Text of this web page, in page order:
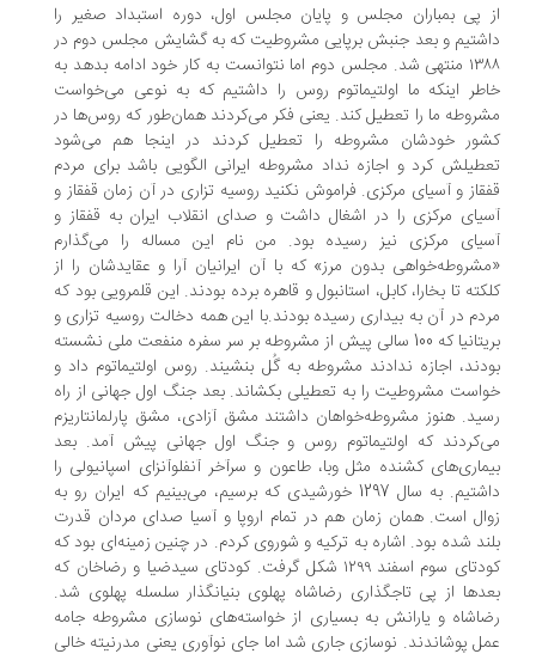
پی بمباران مجلس و پایان مجلس اول، دوره استبداد صغیر را
و بعد جنبش برپایی مشروطیت که به گشایش مجلس دوم در
۱۳۸۸ منتهی شد. مجلس دوم اما نتوانست به کار خود ادامه بدهد به
اینکه ما اولتیماتوم روس را داشتیم که به نوعی می‌خواست
ما را تعطیل کند. یعنی فکر می‌کردند همان‌طور که روس‌ها در
خودشان مشروطه را تعطیل کردند در اینجا هم می‌شود
کرد و اجازه نداد مشروطه ایرانی الگویی باشد برای مردم
و آسیای مرکزی. فراموش نکنید روسیه تزاری در آن زمان قفقاز و
مرکزی را در اشغال داشت و صدای انقلاب ایران به قفقاز و
مرکزی نیز رسیده بود. من نام این مساله را می‌گذارم
بدون مرز» که با آن ایرانیان آرا و عقایدشان را از
تا بخارا، کابل، استانبول و قاهره برده بودند. این قلمرویی بود که
در آن به بیداری رسیده بودند.با این همه دخالت روسیه تزاری و
بریتانیا که 100 سالی پیش از مشروطه بر سر سفره منفعت ملی نشسته
اجازه ندادند مشروطه به گُل بنشیند. روس اولتیماتوم داد و
مشروطیت را به تعطیلی بکشاند. بعد جنگ اول جهانی از راه
هنوز مشروطه‌خواهان داشتند مشق آزادی، مشق پارلمانتاریزم
که اولتیماتوم روس و جنگ اول جهانی پیش آمد. بعد
کشنده مثل وبا، طاعون و سرآخر آنفلوآنزای اسپانیولی را
داشتیم. به سال 1297 خورشیدی که برسیم، می‌بینیم که ایران رو به
است. همان زمان هم در تمام اروپا و آسیا صدای مردان قدرت
شده بود. اشاره به ترکیه و شوروی کردم. در چنین زمینه‌ای بود که
کودتای سوم اسفند ۱۲۹۹ شکل گرفت. کودتای سیدضیا و رضاخان که
از پی تاجگذاری رضاشاه پهلوی بنیانگذار سلسله پهلوی شد.
و یارانش به بسیاری از خواسته‌های نوسازی مشروطه جامه
پوشاندند. نوسازی جاری شد اما جای نوآوری یعنی مدرنیته خالی